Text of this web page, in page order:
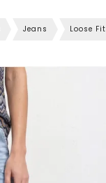
Jeans Loose Fit